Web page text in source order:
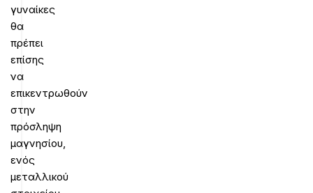
γυναίκες
θα
πρέπει
επίσης
να
επικεντρωθούν
στην
πρόσληψη
μαγνησίου,
ενός
μεταλλικού